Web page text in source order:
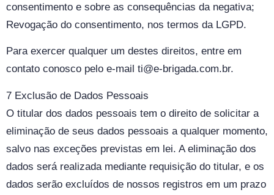
consentimento e sobre as consequências da negativa;
Revogação do consentimento, nos termos da LGPD.
Para exercer qualquer um destes direitos, entre em
contato conosco pelo e-mail ti@e-brigada.com.br.
7 Exclusão de Dados Pessoais
O titular dos dados pessoais tem o direito de solicitar a
eliminação de seus dados pessoais a qualquer momento,
salvo nas exceções previstas em lei. A eliminação dos
dados será realizada mediante requisição do titular, e os
dados serão excluídos de nossos registros em um prazo